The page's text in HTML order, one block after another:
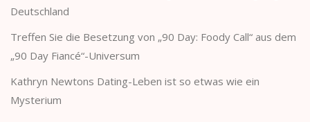
Deutschland
Treffen Sie die Besetzung von „90 Day: Foody Call“ aus dem
„90 Day Fiancé“-Universum
Kathryn Newtons Dating-Leben ist so etwas wie ein
Mysterium